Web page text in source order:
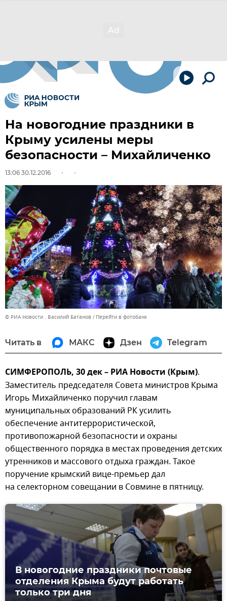
На новогодние праздники в
Крыму усилены меры
безопасности – Михайличенко
13:06 30.12.2016
© РИА Новости . Василий Батанов Перейти в фотобанк
Читать в МАКС Дзен Telegram
СИМФЕРОПОЛЬ, 30 дек – РИА Новости (Крым).
Заместитель председателя Совета министров Крыма
Игорь Михайличенко поручил главам
муниципальных образований РК усилить
обеспечение антитеррористической,
противопожарной безопасности и охраны
общественного порядка в местах проведения детских
утренников и массового отдыха граждан. Такое
поручение крымский вице-премьер дал
на селекторном совещании в Совмине в пятницу.
В новогодние праздники почтовые
отделения Крыма будут работать
только три дня